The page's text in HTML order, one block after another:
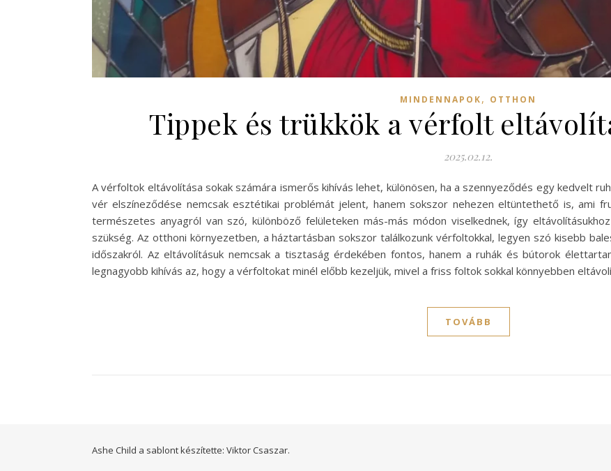
MINDENNAPOK, OTTHON
Tippek és trükkök a vérfolt
2025.02.12.
A vérfoltok eltávolítása sokak számára ismerős kihívás lehet, különösen, ha a szennyeződés egy kedvelt
vér elszíneződése nemcsak esztétikai problémát jelent, hanem sokszor nehezen eltüntethető is, ami
természetes anyagról van szó, különböző felületeken más-más módon viselkednek, így
szükség. Az otthoni környezetben, a háztartásban sokszor találkozunk vérfoltokkal, legyen szó kisebb
időszakról. Az eltávolításuk nemcsak a tisztaság érdekében fontos, hanem a ruhák és bútorok
legnagyobb kihívás az, hogy a vérfoltokat minél előbb kezeljük, mivel a friss foltok sokkal könnyebben
TOVÁBB
Ashe Child a sablont készítette: Viktor Csaszar.